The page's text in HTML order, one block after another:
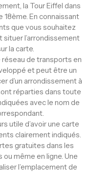
la Tour Eiffel dans
En connaissant
que vous souhaitez
l’arrondissement
la carte.
de transports en
et peut être un
d’un arrondissement à
réparties dans toute
avec le nom de
utile d’avoir une carte
clairement indiqués.
gratuites dans les
même en ligne. Une
l’emplacement de